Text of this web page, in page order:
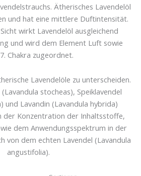
Ätherisches Lavendelöl
und hat eine mittlere Duftintensität.
wirkt Lavendelöl ausgleichend
und wird dem Element Luft sowie
Chakra zugeordnet.
Lavendelöle zu unterscheiden.
stocheas), Speiklavendel
und Lavandin (Lavandula hybrida)
der Konzentration der Inhaltsstoffe,
dem Anwendungsspektrum in der
von dem echten Lavendel (Lavandula
angustifolia).